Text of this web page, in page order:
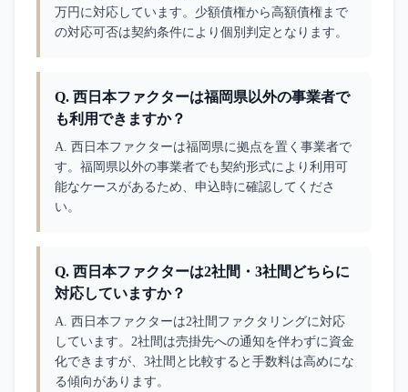
万円に対応しています。少額債権から高額債権まで
の対応可否は契約条件により個別判定となります。
Q. 西日本ファクターは福岡県以外の事業者で
も利用できますか？
A. 西日本ファクターは福岡県に拠点を置く事業者で
す。福岡県以外の事業者でも契約形式により利用可
能なケースがあるため、申込時に確認してくださ
い。
Q. 西日本ファクターは2社間・3社間どちらに
対応していますか？
A. 西日本ファクターは2社間ファクタリングに対応
しています。2社間は売掛先への通知を伴わずに資金
化できますが、3社間と比較すると手数料は高めにな
る傾向があります。